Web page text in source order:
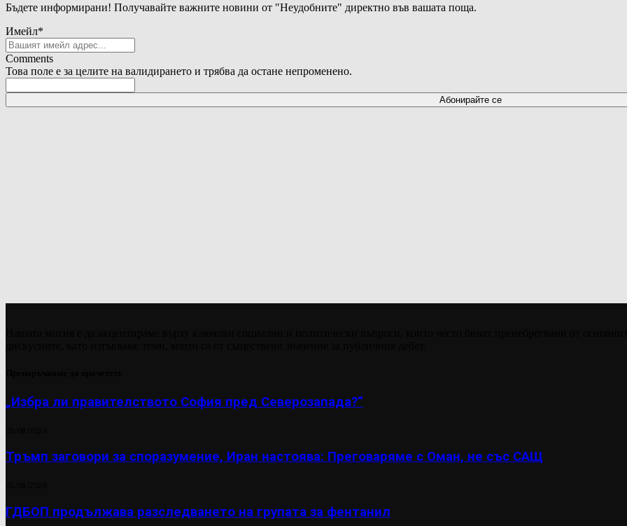
Бъдете информирани! Получавайте важните новини от "Неудобните" директно във вашата поща.
Имейл*
Comments
Това поле е за целите на валидирането и трябва да остане непроменено.
„Избра ли правителството София пред Северозапада?“
Тръмп заговори за споразумение, Иран настоява: Преговаряме с Оман, не със САЩ
ГДБОП продължава разследването на групата за фентанил